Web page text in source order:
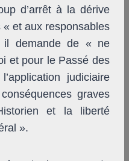
d’arrêt à la dérive
et aux responsables
il demande de « ne
et pour le Passé des
judiciaire
graves
et la liberté
».